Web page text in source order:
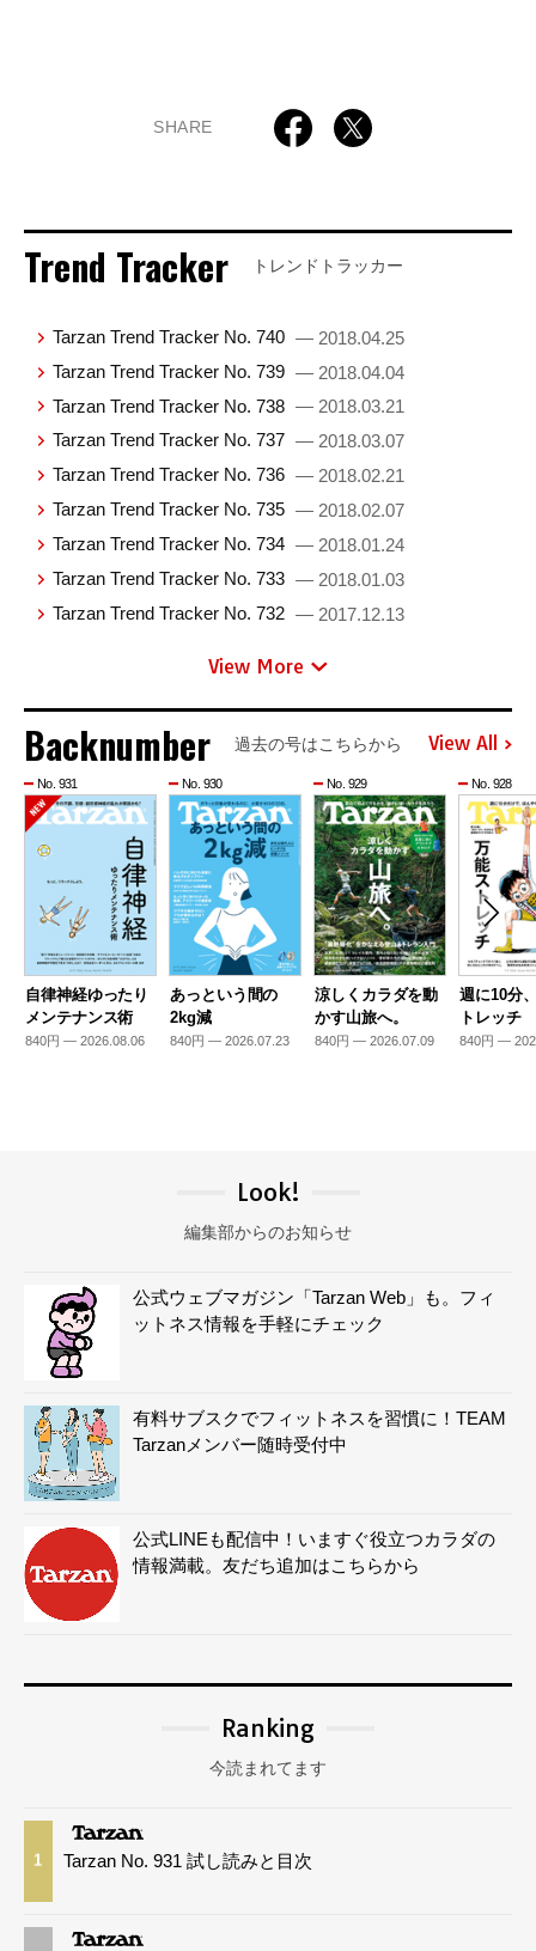
SHARE
Trend Tracker トレンドトラッカー
Tarzan Trend Tracker No. 740 — 2018.04.25
Tarzan Trend Tracker No. 739 — 2018.04.04
Tarzan Trend Tracker No. 738 — 2018.03.21
Tarzan Trend Tracker No. 737 — 2018.03.07
Tarzan Trend Tracker No. 736 — 2018.02.21
Tarzan Trend Tracker No. 735 — 2018.02.07
Tarzan Trend Tracker No. 734 — 2018.01.24
Tarzan Trend Tracker No. 733 — 2018.01.03
Tarzan Trend Tracker No. 732 — 2017.12.13
View More
Backnumber 過去の号はこちらから View All
No. 931
自律神経ゆったり
メンテナンス術
840円 — 2026.08.06
No. 930
あっという間の
2kg減
840円 — 2026.07.23
No. 929
涼しくカラダを動
かす山旅へ。
840円 — 2026.07.09
No. 928
週に10分
トレッチ
840円 —
Look!
編集部からのお知らせ
公式ウェブマガジン「Tarzan Web」も。フィ
ットネス情報を手軽にチェック
有料サブスクでフィットネスを習慣に！TEAM
Tarzanメンバー随時受付中
公式LINEも配信中！いますぐ役立つカラダの
情報満載。友だち追加はこちらから
Ranking
今読まれてます
1 Tarzan No. 931 試し読みと目次